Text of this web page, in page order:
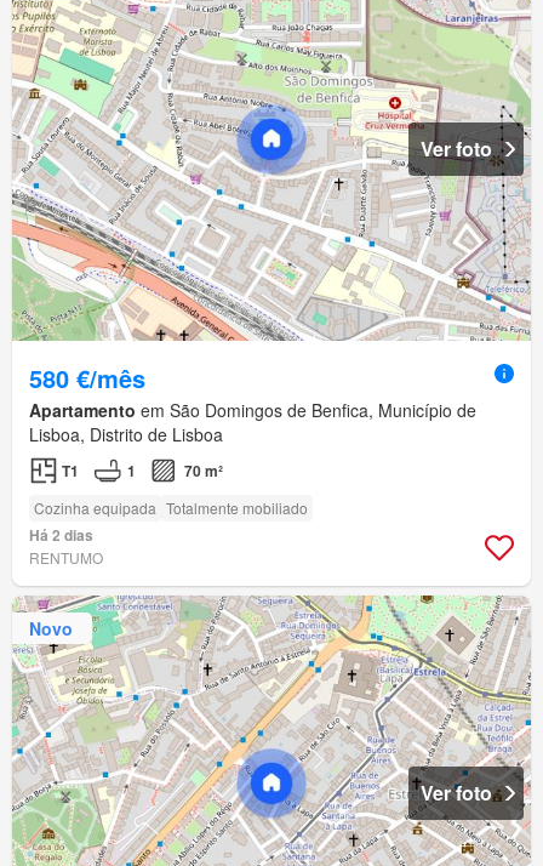
Ver foto
580 €/mês
Apartamento em São Domingos de Benfica, Município de
Lisboa, Distrito de Lisboa
T1 1 70 m²
Cozinha equipada Totalmente mobiliado
Há 2 dias
RENTUMO
Novo
Ver foto